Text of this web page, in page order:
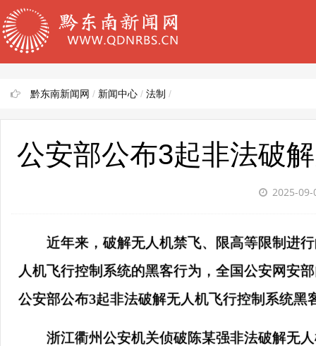
黔东南新闻网 / 新闻中心 / 法制 /
公安部公布3起非法破
2025-
近年来，破解无人机禁飞、限高等限制进
人机飞行控制系统的黑客行为，全国公安网安
公安部公布3起非法破解无人机飞行控制系统
浙江衢州公安机关侦破陈某强非法破解无